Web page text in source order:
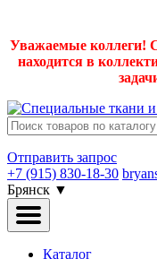
Уважаемые коллеги! С
находится в
Отправить запрос
+7 (915) 830-18-30
Брянск ▼
Каталог